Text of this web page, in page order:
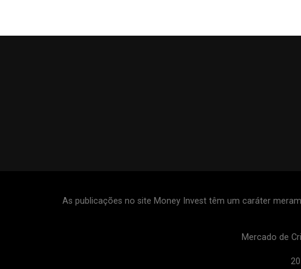
As publicações no site Money Invest têm um caráter
Mercado de